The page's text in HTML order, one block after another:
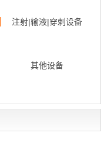
注射|输液|穿刺设备
其他设备